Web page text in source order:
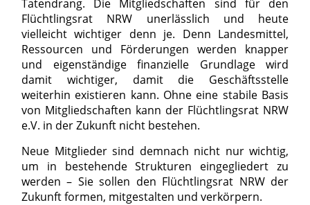
Tatendrang. Die Mitgliedschaften sind für den
Flüchtlingsrat NRW unerlässlich und heute
vielleicht wichtiger denn je. Denn Landesmittel,
Ressourcen und Förderungen werden knapper
und eigenständige finanzielle Grundlage wird
damit wichtiger, damit die Geschäftsstelle
weiterhin existieren kann. Ohne eine stabile Basis
von Mitgliedschaften kann der Flüchtlingsrat NRW
e.V. in der Zukunft nicht bestehen.
Neue Mitglieder sind demnach nicht nur wichtig,
um in bestehende Strukturen eingegliedert zu
werden – Sie sollen den Flüchtlingsrat NRW der
Zukunft formen, mitgestalten und verkörpern.